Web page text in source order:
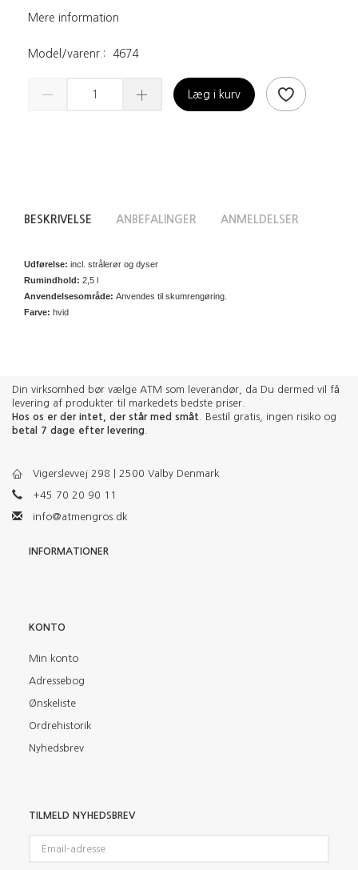
Mere information
Model/varenr.: 4674
Læg i kurv
BESKRIVELSE ANBEFALINGER ANMELDELSER
Udførelse: incl. strålerør og dyser
Rumindhold: 2,5 l
Anvendelsesområde: Anvendes til skumrengøring.
Farve: hvid
Din virksomhed bør vælge ATM som leverandør, da Du dermed vil få
levering af produkter til markedets bedste priser.
Hos os er der intet, der står med småt . Bestil gratis, ingen risiko og
betal 7 dage efter levering
Vigerslevvej 298 | 2500 Valby Denmark
+45 70 20 90 11
info@atmengros.dk
INFORMATIONER
KONTO
Min konto
Adressebog
Ønskeliste
Ordrehistorik
Nyhedsbrev
TILMELD NYHEDSBREV
adresse